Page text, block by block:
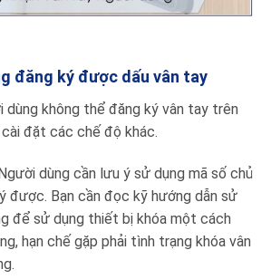
đăng ký được dấu vân tay
dùng không thể đăng ký vân tay trên
đặt các chế độ khác.
dùng cần lưu ý sử dụng mã số chủ
được. Bạn cần đọc kỹ hướng dẫn sử
để sử dụng thiết bị khóa một cách
hạn chế gặp phải tình trạng khóa vân